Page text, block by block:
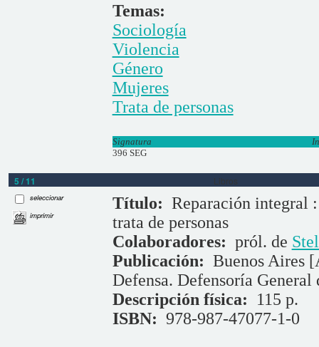
Temas:
Sociología
Violencia
Género
Mujeres
Trata de personas
Signatura
396 SEG
5 / 11 Libros
seleccionar
imprimir
Título: Reparación integral
trata de personas
Colaboradores: pról. de
Publicación: Buenos Aires
Defensa. Defensoría
Descripción física: 115 p.
ISBN: 978-987-47077-1-0